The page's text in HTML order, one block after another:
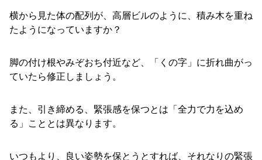
横から見た体の配列が、高層ビルのように、積み木を重ね
たようになっていますか？
脚の付け根やみぞおち付近など、「くの字」に折れ曲がっ
ていたら修正しましょう。
また、引き締める、緊張感を保つとは「全力で力を込め
る」こととは異なります。
いつもより、良い姿勢を保とうとすれば、それなりの緊張